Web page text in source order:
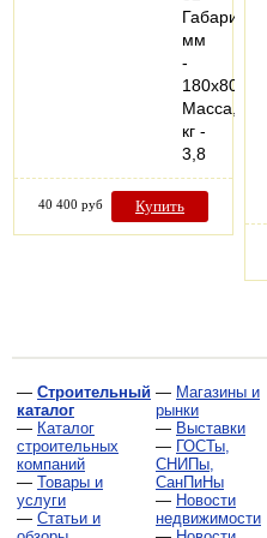
Габариты,
мм
-
180х80х660
Масса,
кг -
3,8
40 400 руб Купить
— Строительный
каталог
— Каталог
строительных
компаний
— Товары и
услуги
— Статьи и
— Магазины и
рынки
— Выставки
— ГОСТы,
СНИПы,
СанПиНы
— Новости
недвижимости